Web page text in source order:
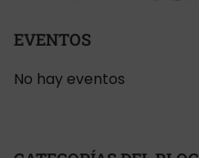
EVENTOS
No hay eventos